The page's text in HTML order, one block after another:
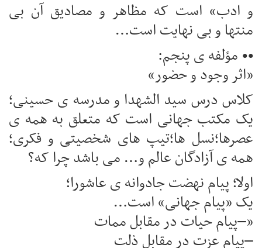
و ادب» است که مظاهر و مصادیق آن بی
منتها و بی نهایت است…
•• مؤلفه ی پنجم:
«اثر وجود و حضور»
کلاس درس سید الشهدا و مدرسه ی حسینی؛
یک مکتب جهانی است که متعلق به همه ی
عصرها؛نسل ها؛تیپ های شخصیتی و فکری؛
همه ی آزادگان عالم و… می باشد چرا که؟
اولا؛ پیام نهضت جادوانه ی عاشورا؛
یک «پیام جهانی» است…
«–پیام حیات در مقابل ممات
–پیام عزت در مقابل ذلت